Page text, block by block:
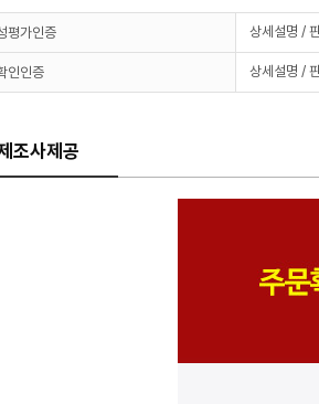
평가인증 상세설명 /
인인증 상세설명 /
조사제공